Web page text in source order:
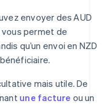
envoyer des AUD
vous permet de
qu’un envoi en NZD
mais utile. De
une facture ou un